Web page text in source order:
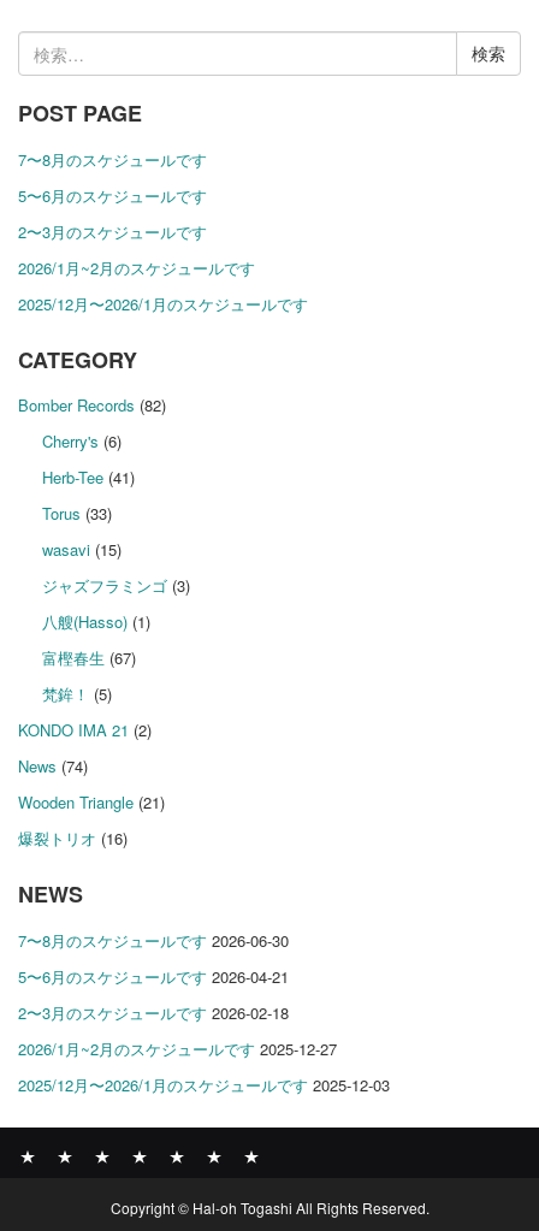
検
索:
POST PAGE
7〜8月のスケジュールです
5〜6月のスケジュールです
2〜3月のスケジュールです
2026/1月~2月のスケジュールです
2025/12月〜2026/1月のスケジュールです
CATEGORY
Bomber Records (82)
Cherry's (6)
Herb-Tee(41)
Torus (33)
wasavi(15)
ジャズフラミンゴ(3)
八艘(Hasso)(1)
富樫春生 (67)
梵鉾！ (5)
KONDO IMA 21 (2)
News (74)
Wooden Triangle (21)
爆裂トリオ (16)
NEWS
7〜8月のスケジュールです 2026-06-30
5〜6月のスケジュールです 2026-04-21
2〜3月のスケジュールです 2026-02-18
2026/1月~2月のスケジュールです 2025-12-27
2025/12月〜2026/1月のスケジュールです 2025-12-03
RECORDS
PROFILE
Copyright © Hal-oh Togashi All Rights Reserved.